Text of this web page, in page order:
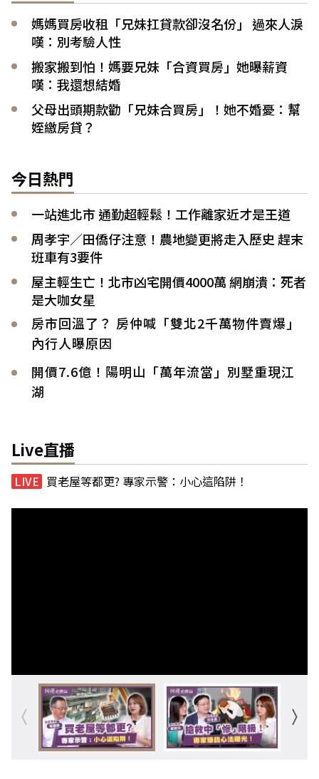
媽媽買房收租「兄妹扛貸款卻沒名份」 過來人淚
嘆：別考驗人性
搬家搬到怕！媽要兄妹「合資買房」她曝薪資
嘆：我還想結婚
父母出頭期款勸「兄妹合買房」！她不婚憂：幫
姪繳房貸？
今日熱門
一站進北市 通勤超輕鬆！工作離家近才是王道
周孝宇／田僑仔注意！農地變更將走入歷史 趕末
班車有3要件
屋主輕生亡！北市凶宅開價4000萬 網崩潰：死者
是大咖女星
房市回溫了？ 房仲喊「雙北2千萬物件賣爆」
內行人曝原因
開價7.6億！陽明山「萬年流當」別墅重現江
湖
Live直播
買老屋等都更? 專家示警：小心這陷阱！